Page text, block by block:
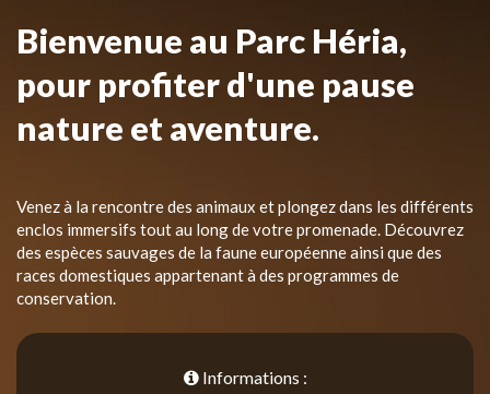
Bienvenue au Parc Héria,
pour profiter d'une pause
nature et aventure.
Venez à la rencontre des animaux et plongez dans les différents
enclos immersifs tout au long de votre promenade. Découvrez
des espèces sauvages de la faune européenne ainsi que des
races domestiques appartenant à des programmes de
conservation.
Informations :